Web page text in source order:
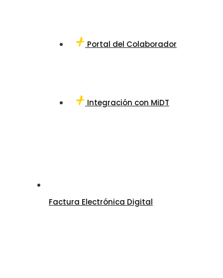
Portal del Colaborador
Integración con MiDT
Factura Electrónica Digital